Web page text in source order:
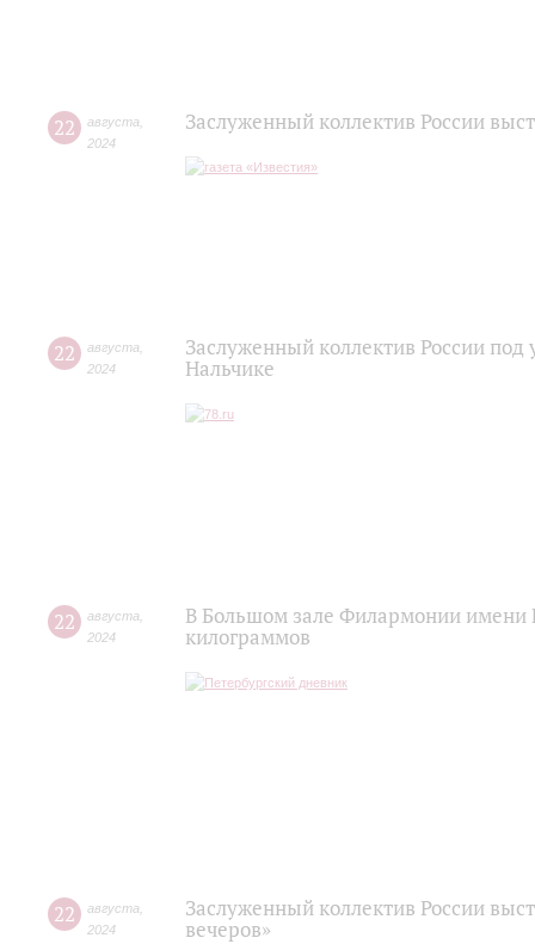
22 августа
2024
Заслуженный коллектив России
22 августа
2024
Заслуженный коллектив России
Нальчике
22 августа
2024
В Большом зале Филармонии имени
килограммов
22 августа
2024
Заслуженный коллектив России
вечеров»